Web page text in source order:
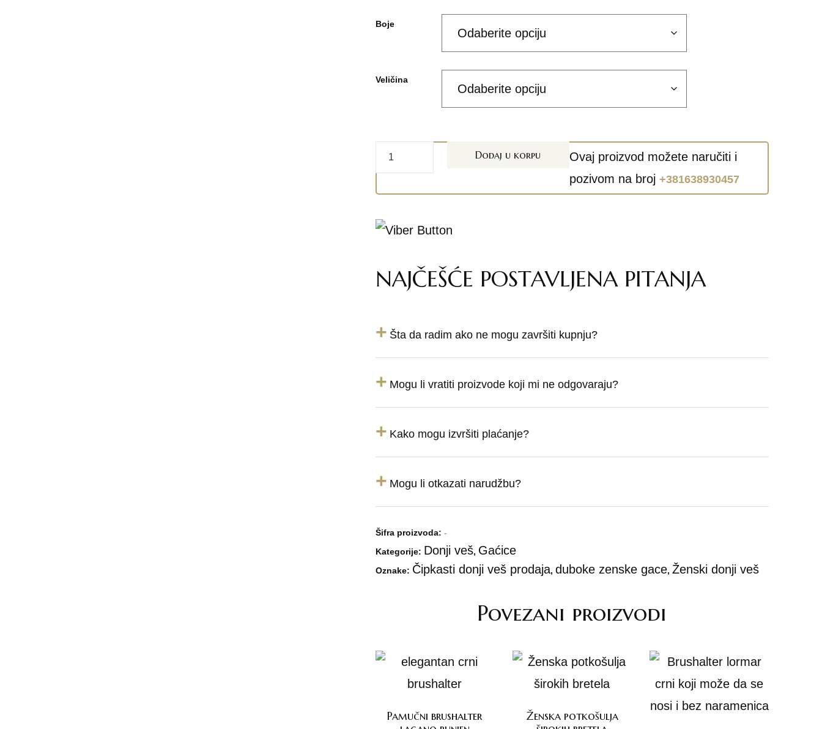
Boje
Veličina
Dodaj u korpu
Ovaj proizvod možete naručiti i
pozivom na broj +381638930457
NAJČEŠĆE POSTAVLJENA PITANJA
+ Šta da radim ako ne mogu završiti kupnju?
+ Mogu li vratiti proizvode koji mi ne odgovaraju?
+ Kako mogu izvršiti plaćanje?
+ Mogu li otkazati narudžbu?
Šifra proizvoda: -
Kategorije: Donji veš, Gaćice
Oznake: Čipkasti donji veš prodaja, duboke zenske gace, Ženski donji veš
Povezani proizvodi
Pamučni brushalter
Ženska potkošulja